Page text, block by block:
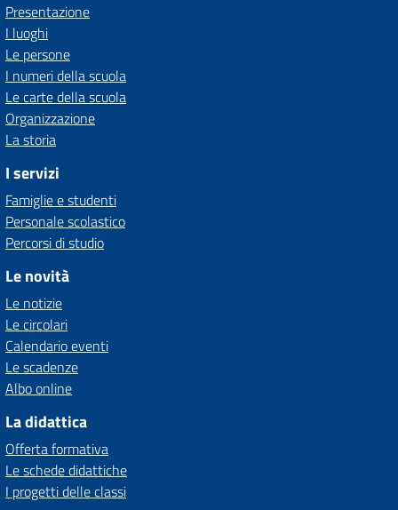
Presentazione
I luoghi
Le persone
I numeri della scuola
Le carte della scuola
Organizzazione
La storia
I servizi
Famiglie e studenti
Personale scolastico
Percorsi di studio
Le novità
Le notizie
Le circolari
Calendario eventi
Le scadenze
Albo online
La didattica
Offerta formativa
Le schede didattiche
I progetti delle classi